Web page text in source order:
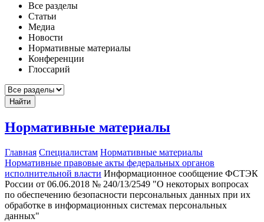
Все разделы
Статьи
Медиа
Новости
Нормативные материалы
Конференции
Глоссарий
Найти
Нормативные материалы
Главная Специалистам Нормативные материалы
Нормативные правовые акты федеральных органов
исполнительной власти Информационное сообщение ФСТЭК
России от 06.06.2018 № 240/13/2549 "О некоторых вопросах
по обеспечению безопасности персональных данных при их
обработке в информационных системах персональных
данных"